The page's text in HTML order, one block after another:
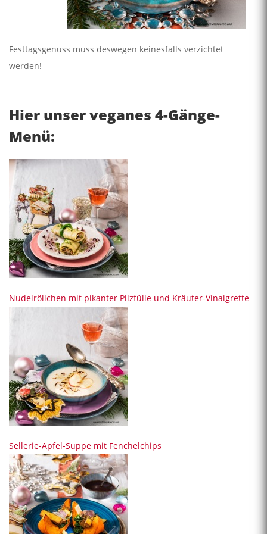
Festtagsgenuss muss deswegen keinesfalls verzichtet
werden!
Hier unser veganes 4-Gänge-
Menü:
Nudelröllchen mit pikanter Pilzfülle und Kräuter-Vinaigrette
Sellerie-Apfel-Suppe mit Fenchelchips